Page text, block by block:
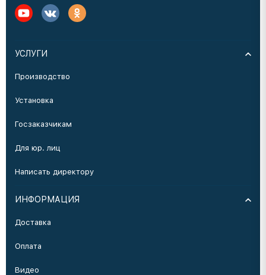
УСЛУГИ
Производство
Установка
Госзаказчикам
Для юр. лиц
Написать директору
ИНФОРМАЦИЯ
Доставка
Оплата
Видео